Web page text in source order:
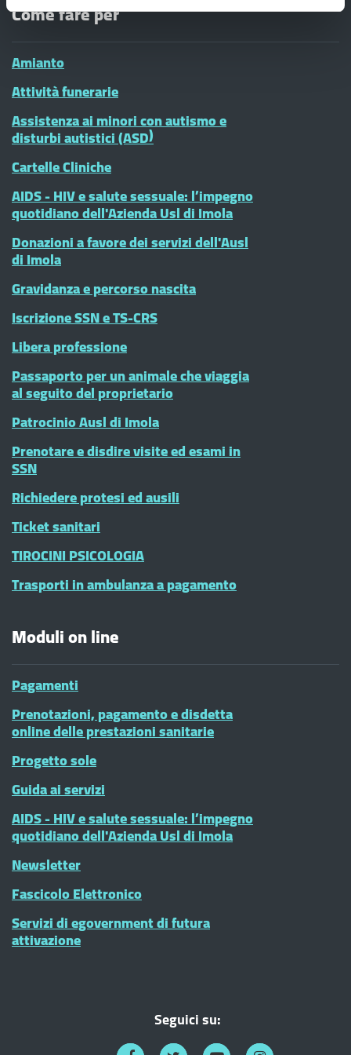
Come fare per
Amianto
Attività funerarie
Assistenza ai minori con autismo e
disturbi autistici (ASD)
Cartelle Cliniche
AIDS - HIV e salute sessuale: l’impegno
quotidiano dell'Azienda Usl di Imola
Donazioni a favore dei servizi dell'Ausl
di Imola
Gravidanza e percorso nascita
Iscrizione SSN e TS-CRS
Libera professione
Passaporto per un animale che viaggia
al seguito del proprietario
Patrocinio Ausl di Imola
Prenotare e disdire visite ed esami in
SSN
Richiedere protesi ed ausili
Ticket sanitari
TIROCINI PSICOLOGIA
Trasporti in ambulanza a pagamento
Moduli on line
Pagamenti
Prenotazioni, pagamento e disdetta
online delle prestazioni sanitarie
Progetto sole
Guida ai servizi
AIDS - HIV e salute sessuale: l’impegno
quotidiano dell'Azienda Usl di Imola
Newsletter
Fascicolo Elettronico
Servizi di egovernment di futura
attivazione
Seguici su: